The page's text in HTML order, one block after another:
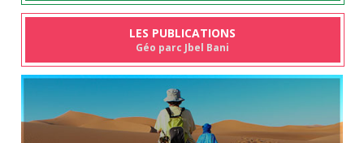
LES PUBLICATIONS
Géo parc Jbel Bani